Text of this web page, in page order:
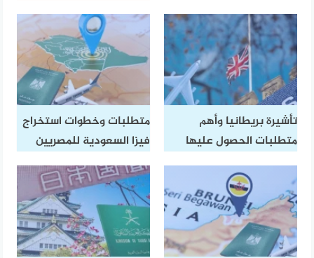
تأشيرة بريطانيا وأهم
متطلبات الحصول عليها
متطلبات وخطوات استخراج
فيزا السعودية للمصريين